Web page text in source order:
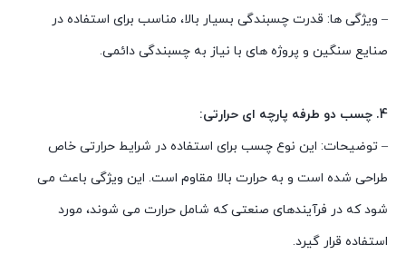
– ویژگی ها: قدرت چسبندگی بسیار بالا، مناسب برای استفاده در
صنایع سنگین و پروژه های با نیاز به چسبندگی دائمی.
4. چسب دو طرفه پارچه ای حرارتی:
– توضیحات: این نوع چسب برای استفاده در شرایط حرارتی خاص
طراحی شده است و به حرارت بالا مقاوم است. این ویژگی باعث می
شود که در فرآیندهای صنعتی که شامل حرارت می شوند، مورد
استفاده قرار گیرد.